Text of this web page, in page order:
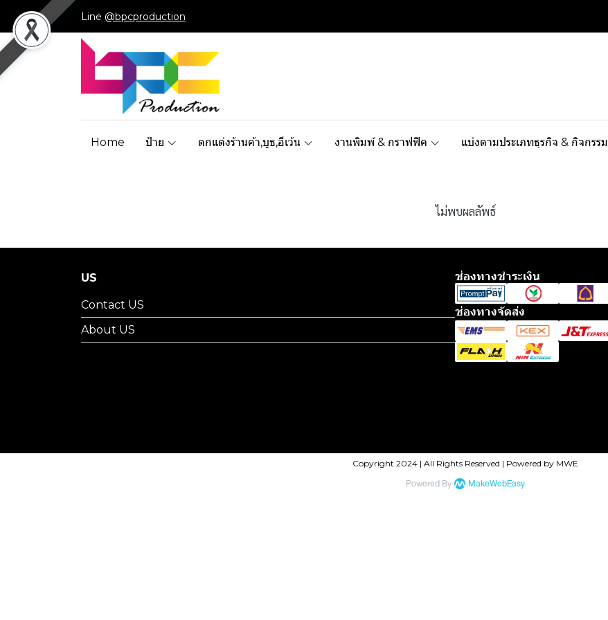
Line @bpcproduction
Home ป้าย ตกแต่งร้านค้า,บูธ,อีเว้น งานพิมพ์ & กราฟฟิค แบ่งตามประเภทธุรกิจ & กิจกรรม
ไม่พบผลลัพธ์
US
Contact US
About US
ช่องทางชำระเงิน
ช่องทางจัดส่ง
Copyright 2024 | All Rights Reserved | Powered by MWE
Powered By MakeWebEasy